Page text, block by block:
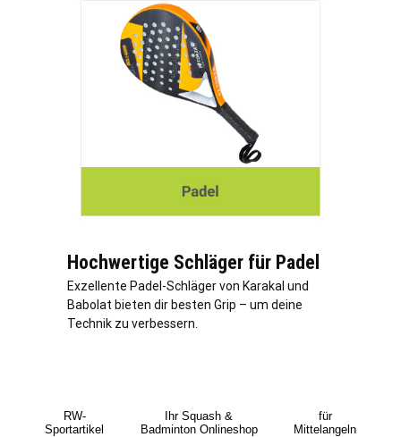
Hochwertige Schläger für Padel
Exzellente Padel-Schläger von Karakal und
Babolat bieten dir besten Grip – um deine
Technik zu verbessern.
RW-
Sportartikel
Ihr Squash &
Badminton Onlineshop
für
Mittelangeln